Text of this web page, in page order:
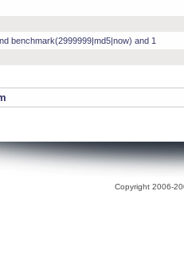
benchmark(2999999|md5|now) and 1
Copyright 2006-